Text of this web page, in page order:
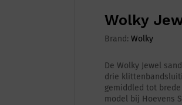
Wolky
Brand: Wolky
De Wolky Jewel
drie
gemiddled tot
model bij Hoevens